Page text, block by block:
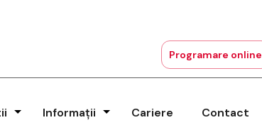
Programare online
Informații Cariere Contact